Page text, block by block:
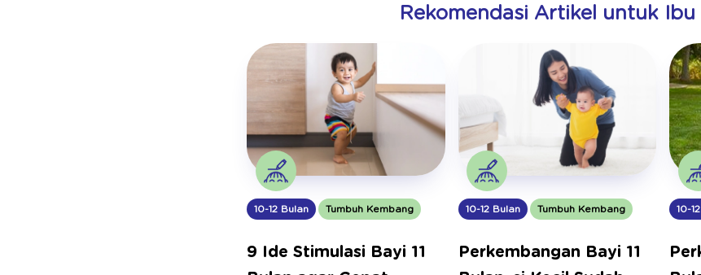
Rekomendasi Artikel untuk Ibu
10-12 Bulan Tumbuh Kembang
9 Ide Stimulasi Bayi 11
10-12 Bulan Tumbuh Kembang
Perkembangan Bayi 11
10-